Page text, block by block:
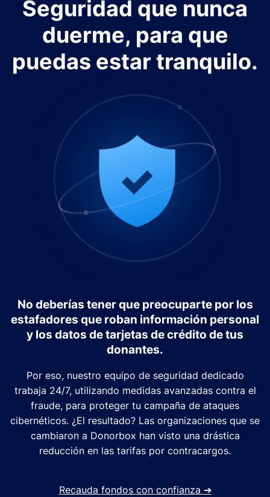
Seguridad que nunca
duerme, para que
puedas estar tranquilo.
No deberías tener que preocuparte por los
estafadores que roban información personal
y los datos de tarjetas de crédito de tus
donantes.
Por eso, nuestro equipo de seguridad dedicado
trabaja 24/7, utilizando medidas avanzadas contra el
fraude, para proteger tu campaña de ataques
cibernéticos. ¿El resultado? Las organizaciones que se
cambiaron a Donorbox han visto una drástica
reducción en las tarifas por contracargos.
Recauda fondos con confianza ➔